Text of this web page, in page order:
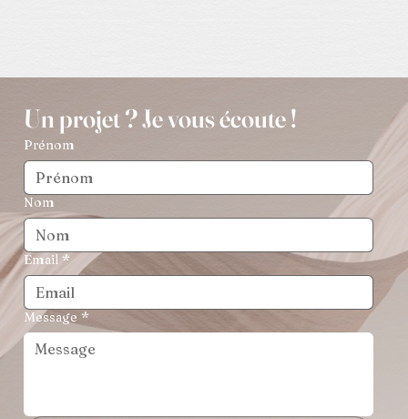
Un projet ? Je vous écoute !
Prénom
Nom
Email *
Message *